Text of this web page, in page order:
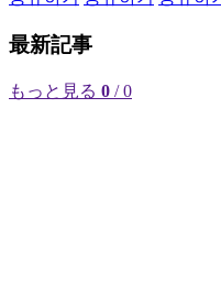
最新記事
もっと見る 0 / 0